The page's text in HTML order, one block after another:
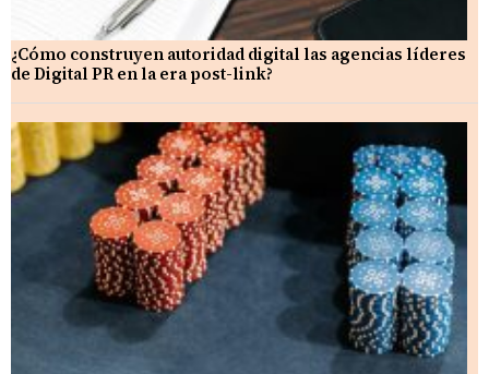
¿Cómo construyen autoridad digital las agencias líderes
de Digital PR en la era post-link?